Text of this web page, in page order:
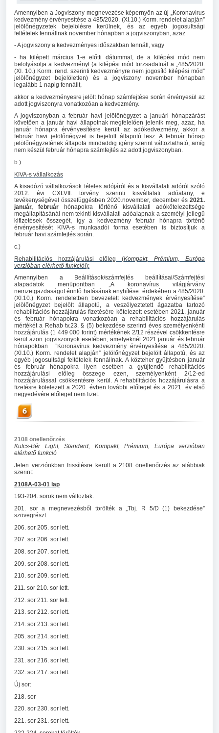
Amennyiben a Jogviszony megnevezése képernyőn az új „Koronavírus
kedvezmény érvényesítése a 485/2020. (XI.10.) Korm. rendelet alapján”
jelölőnégyzetek bejelölésre kerülnek, és az egyéb jogosultsági
feltételek fennállnak november hónapban a jogviszonyban, azaz
- A jogviszony a kedvezményes időszakban fennáll, vagy
- ha kilépett március 1-e előtti dátummal, de a kilépési mód nem
befolyásolja a kedvezményt (a kilépési mód törzsadatnál a „485/2020.
(XI. 10.) Korm. rend. szerinti kedvezményre nem jogosító kilépési mód”
jelölőnégyzet bejelöletlen) és a jogviszony november hónapban
legalább 1 napig fennállt,
akkor a kedvezményesre jelölt hónap számfejtése során érvényesül az
adott jogviszonyra vonatkozóan a kedvezmény.
A jogviszonyban a február havi jelölőnégyzet a januári hónapzárást
követően a január havi állapotnak megfelelően jelenik meg, azaz, ha
január hónapra érvényesítésre került az adókedvezmény, akkor a
február havi jelölőnégyzet is bejelölt állapotú lesz. A február hónap
jelölőnégyzetének állapota mindaddig igény szerint változtatható, amíg
nem készül február hónapra számfejtés az adott jogviszonyban.
b.)
KIVA-s vállalkozás
A kisadózó vállalkozások tételes adójáról és a kisvállalati adóról szóló
2012. évi CXLVII. törvény szerinti kisvállalati adóalany, e
tevékenységével összefüggésben 2020.november, december és2021.
január, február
hónapokra történő kisvállalati adókötelezettsége
megállapításánál nem tekinti kisvállalati adóalapnak a személyi jellegű
kifizetések összegét, így a kedvezmény február hónapra történő
érvényesítését KIVA-s munkaadói forma esetében is biztosítjuk a
február havi számfejtés során.
c.)
Rehabilitációs hozzájárulási előleg (Kompakt, Prémium, Európa
verzióban elérhető funkció!):
Amennyiben a Beállítások/számfejtés beállításai/Számfejtési
alapadatok menüpontban „A koronavírus világjárvány
nemzetgazdaságot érintő hatásának enyhítése érdekében a 485/2020.
(XI.10.) Korm. rendeletben bevezetett kedvezmények érvényesítése”
jelölőnégyzet bejelölt állapotú, a veszélyeztetett ágazatba tartozó
rehabilitációs hozzájárulás fizetésére kötelezett esetében 2021. január
és február hónapokra vonatkozóan a rehabilitációs hozzájárulás
mértékét a Rehab tv.23. § (5) bekezdése szerinti éves személyenkénti
hozzájárulás (1 449 000 forint) mértékének 2/12 részével csökkentésre
kerül azon jogviszonyok esetében, amelyeknél 2021.január és február
hónapokban ”Koronavírus kedvezmény érvényesítése a 485/2020.
(XI.10.) Korm. rendelet alapján” jelölőnégyzet bejelölt állapotú, és az
egyéb jogosultsági feltételek fennállnak. A közteher gyűjtésben január
és február hónapokra ilyen esetben a gyűjtendő rehabilitációs
hozzájárulási előleg összege ezen, személyenként 2/12-ed
hozzájárulással csökkentésre kerül. A rehabilitációs hozzájárulásra a
fizetésre kötelezett a 2020. évben további előleget és a 2021. év első
negyedévére előleget nem fizet.
2108 önellenőrzés
Kulcs-Bér Light, Standard, Kompakt, Prémium, Európa verzióban
elérhető funkció
Jelen verziónkban frissítésre került a 2108 önellenőrzés az alábbiak
szerint:
2108A-03-01 lap
193-204. sorok nem változtak.
201. sor a megnevezésből törölték a „Tbj. R 5/D (1) bekezdése”
szövegrészt.
206. sor 205. sor lett.
207. sor 206. sor lett.
208. sor 207. sor lett.
209. sor 208. sor lett.
210. sor 209. sor lett.
211. sor 210. sor lett.
212. sor 211. sor lett.
213. sor 212. sor lett.
214. sor 213. sor lett.
205. sor 214. sor lett.
230. sor 215. sor lett.
231. sor 216. sor lett.
232. sor 217. sor lett.
Új sor:
218. sor
220. sor 230. sor lett.
221. sor 231. sor lett.